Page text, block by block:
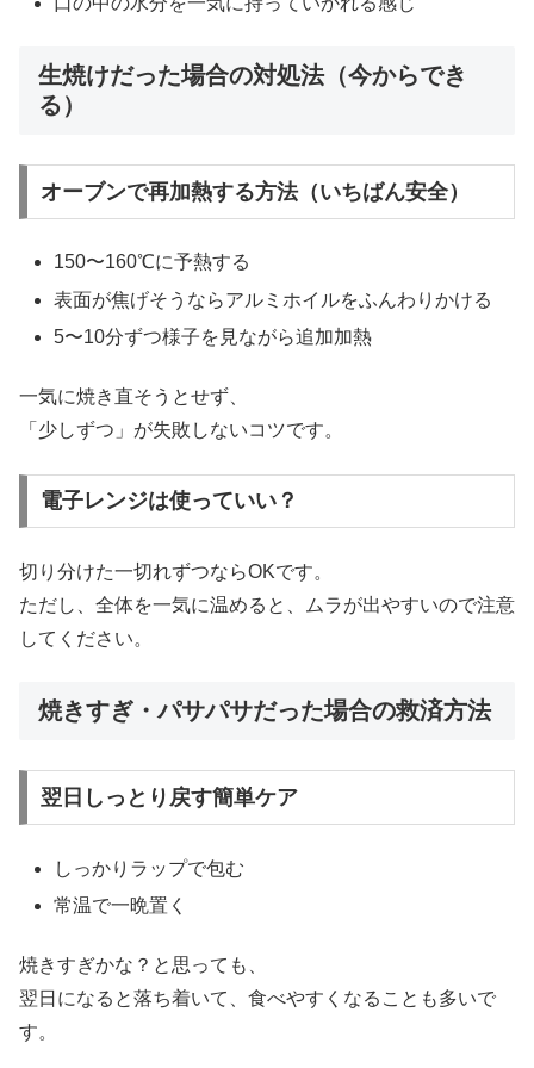
生焼けだった場合の対処法（今からでき
る）
オーブンで再加熱する方法（いちばん安全）
150〜160℃に予熱する
表面が焦げそうならアルミホイルをふんわりかける
5〜10分ずつ様子を見ながら追加加熱
一気に焼き直そうとせず、
「少しずつ」が失敗しないコツです。
電子レンジは使っていい？
切り分けた一切れずつならOKです。
ただし、全体を一気に温めると、ムラが出やすいので注意
してください。
焼きすぎ・パサパサだった場合の救済方法
翌日しっとり戻す簡単ケア
しっかりラップで包む
常温で一晩置く
焼きすぎかな？と思っても、
翌日になると落ち着いて、食べやすくなることも多いで
す。